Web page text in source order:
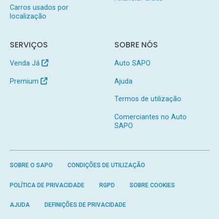
Carros usados por
localização
SERVIÇOS
Venda Já
Premium
SOBRE NÓS
Auto SAPO
Ajuda
Termos de utilização
Comerciantes no Auto
SAPO
SOBRE O SAPO CONDIÇÕES DE UTILIZAÇÃO
POLÍTICA DE PRIVACIDADE RGPD SOBRE COOKIES
AJUDA DEFINIÇÕES DE PRIVACIDADE